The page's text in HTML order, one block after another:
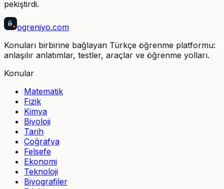
pekiştirdi.
ö ogreniyo.com
Konuları birbirine bağlayan Türkçe öğrenme platformu:
anlaşılır anlatımlar, testler, araçlar ve öğrenme yolları.
Konular
Matematik
Fizik
Kimya
Biyoloji
Tarih
Coğrafya
Felsefe
Ekonomi
Teknoloji
Biyografiler